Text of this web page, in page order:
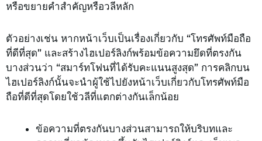
หรือขยายคำสำคัญหรือวลีหลัก
ตัวอย่างเช่น หากหน้าเว็บเป็นเรื่องเกี่ยวกับ “โทรศัพท์มือถือ
ที่ดีที่สุด” และสร้างไฮเปอร์ลิงก์พร้อมข้อความยึดที่ตรงกัน
บางส่วนว่า “สมาร์ทโฟนที่ได้รับคะแนนสูงสุด” การคลิกบน
ไฮเปอร์ลิงก์นั้นจะนำผู้ใช้ไปยังหน้าเว็บเกี่ยวกับโทรศัพท์มือ
ถือที่ดีที่สุดโดยใช้วลีที่แตกต่างกันเล็กน้อย
ข้อความที่ตรงกันบางส่วนสามารถให้บริบทและ